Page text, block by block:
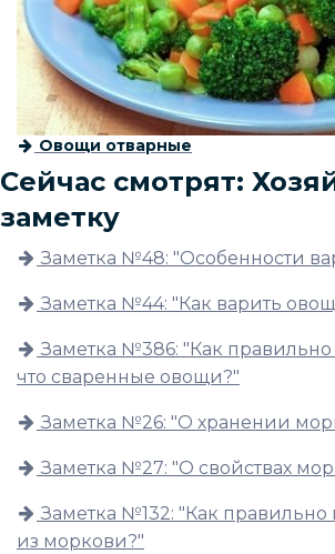
Овощи отварные
Сейчас смотрят:
заметку
Заметка №48: "Особенности
Заметка №44: "Как варить
Заметка №386: "Как правильно
что сваренные овощи?"
Заметка №26: "О хранении
Заметка №27: "О свойствах
Заметка №132: "Как правильно
из моркови?"